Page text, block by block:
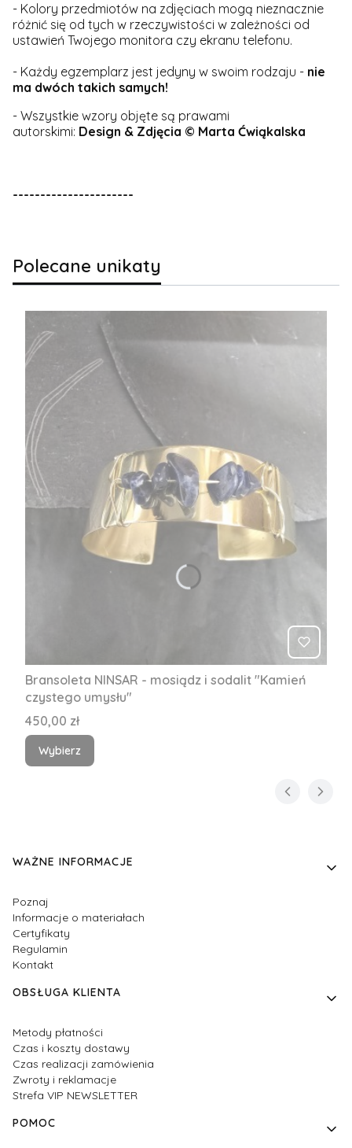
- Kolory przedmiotów na zdjęciach mogą nieznacznie
różnić się od tych w rzeczywistości w zależności od
ustawień Twojego monitora czy ekranu telefonu.
- Każdy egzemplarz jest jedyny w swoim rodzaju - nie
ma dwóch takich samych!
- Wszystkie wzory objęte są prawami
autorskimi: Design & Zdjęcia © Marta Ćwiąkalska
----------------------
Polecane unikaty
Bransoleta NINSAR - mosiądz i sodalit "Kamień
czystego umysłu"
Cena
450,00 zł
Wybierz
Linki w stopce
WAŻNE INFORMACJE
Poznaj
Informacje o materiałach
Certyfikaty
Regulamin
Kontakt
OBSŁUGA KLIENTA
Metody płatności
Czas i koszty dostawy
Czas realizacji zamówienia
Zwroty i reklamacje
Strefa VIP NEWSLETTER
POMOC